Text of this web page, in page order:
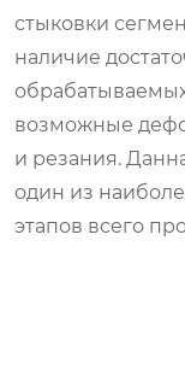
стыковки
наличие
возможные
и резания.
один из
этапов всего